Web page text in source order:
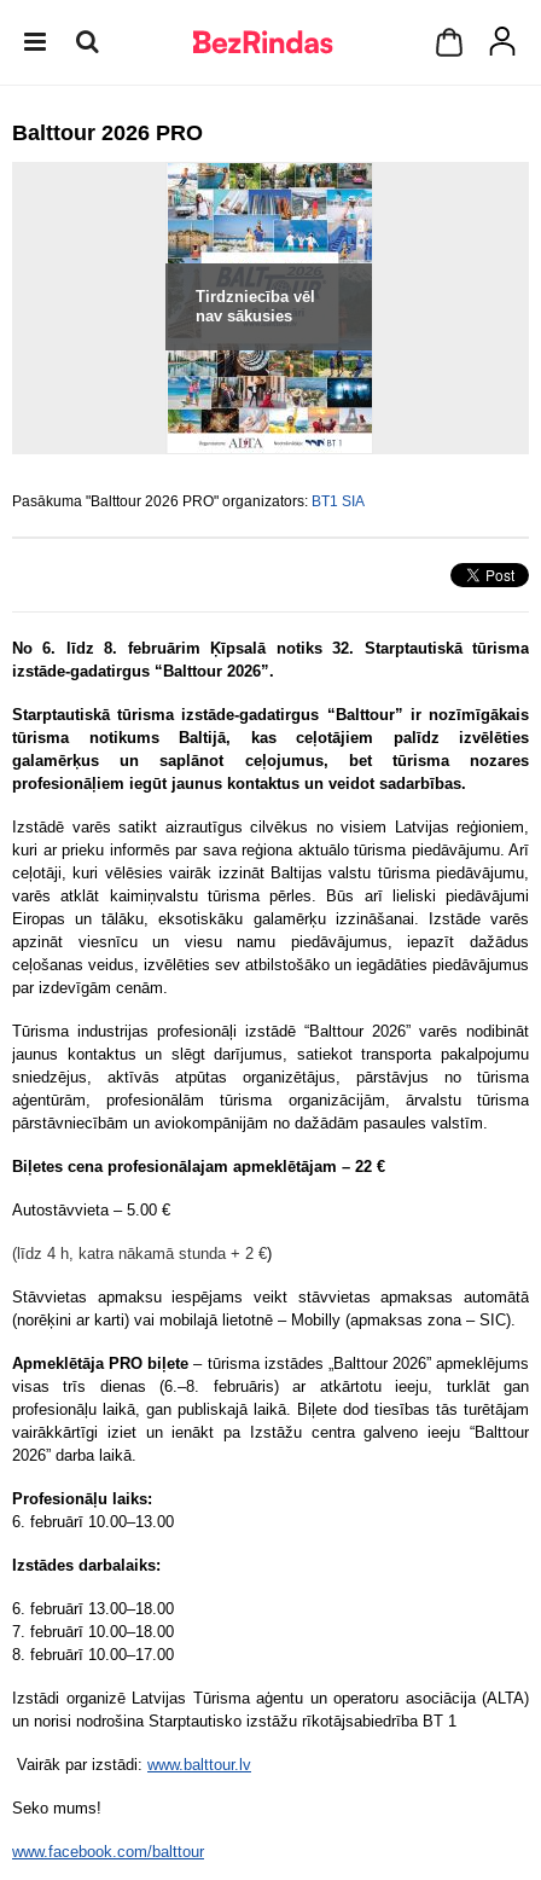
Balttour 2026 PRO
Tirdzniecība vēl
nav sākusies
Pasākuma "Balttour 2026 PRO" organizators: BT1 SIA
No 6. līdz 8. februārim Ķīpsalā notiks 32. Starptautiskā tūrisma
izstāde-gadatirgus “Balttour 2026”.
Starptautiskā tūrisma izstāde-gadatirgus “Balttour” ir nozīmīgākais
tūrisma notikums Baltijā, kas ceļotājiem palīdz izvēlēties
galamērķus un saplānot ceļojumus, bet tūrisma nozares
profesionāļiem iegūt jaunus kontaktus un veidot sadarbības.
Izstādē varēs satikt aizrautīgus cilvēkus no visiem Latvijas reģioniem,
kuri ar prieku informēs par sava reģiona aktuālo tūrisma piedāvājumu. Arī
ceļotāji, kuri vēlēsies vairāk izzināt Baltijas valstu tūrisma piedāvājumu,
varēs atklāt kaimiņvalstu tūrisma pērles. Būs arī lieliski piedāvājumi
Eiropas un tālāku, eksotiskāku galamērķu izzināšanai. Izstāde varēs
apzināt viesnīcu un viesu namu piedāvājumus, iepazīt dažādus
ceļošanas veidus, izvēlēties sev atbilstošāko un iegādāties piedāvājumus
par izdevīgām cenām.
Tūrisma industrijas profesionāļi izstādē “Balttour 2026” varēs nodibināt
jaunus kontaktus un slēgt darījumus, satiekot transporta pakalpojumu
sniedzējus, aktīvās atpūtas organizētājus, pārstāvjus no tūrisma
aģentūrām, profesionālām tūrisma organizācijām, ārvalstu tūrisma
pārstāvniecībām un aviokompānijām no dažādām pasaules valstīm.
Biļetes cena profesionālajam apmeklētājam – 22 €
Autostāvvieta – 5.00 €
(līdz 4 h, katra nākamā stunda + 2 €)
Stāvvietas apmaksu iespējams veikt stāvvietas apmaksas automātā
(norēķini ar karti) vai mobilajā lietotnē – Mobilly (apmaksas zona – SIC).
Apmeklētāja PRO biļete – tūrisma izstādes „Balttour 2026” apmeklējums
visas trīs dienas (6.–8. februāris) ar atkārtotu ieeju, turklāt gan
profesionāļu laikā, gan publiskajā laikā. Biļete dod tiesības tās turētājam
vairākkārtīgi iziet un ienākt pa Izstāžu centra galveno ieeju “Balttour
2026” darba laikā.
Profesionāļu laiks:
6. februārī 10.00–13.00
Izstādes darbalaiks:
6. februārī 13.00–18.00
7. februārī 10.00–18.00
8. februārī 10.00–17.00
Izstādi organizē Latvijas Tūrisma aģentu un operatoru asociācija (ALTA)
un norisi nodrošina Starptautisko izstāžu rīkotājsabiedrība BT 1
Vairāk par izstādi: www.balttour.lv
Seko mums!
www.facebook.com/balttour